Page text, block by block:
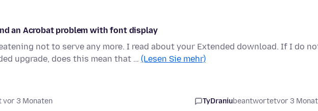
an Acrobat problem with font display
not to serve any more. I read about your Extended download. If I do
upgrade, does this mean that … (Lesen Sie mehr)
3 Monaten TyDraniubeantwortetvor 3